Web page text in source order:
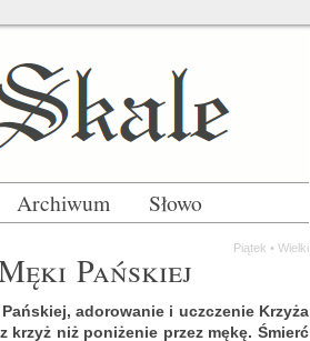
Archiwum Słowo
Pią­tek • Wiel­ki
Pań­skiej
ad­o­ro­wa­nie i uczcze­nie Krzy­ża
niż po­ni­że­nie przez mękę. Śmierć